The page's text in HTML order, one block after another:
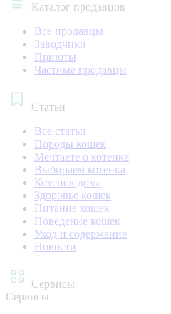
Каталог продавцов
Все продавцы
Заводчики
Приюты
Частные продавцы
Статьи
Все статьи
Породы кошек
Мечтаете о котенке
Выбираем котенка
Котенок дома
Здоровье кошек
Питание кошек
Поведение кошек
Уход и содержание
Новости
Сервисы
Сервисы